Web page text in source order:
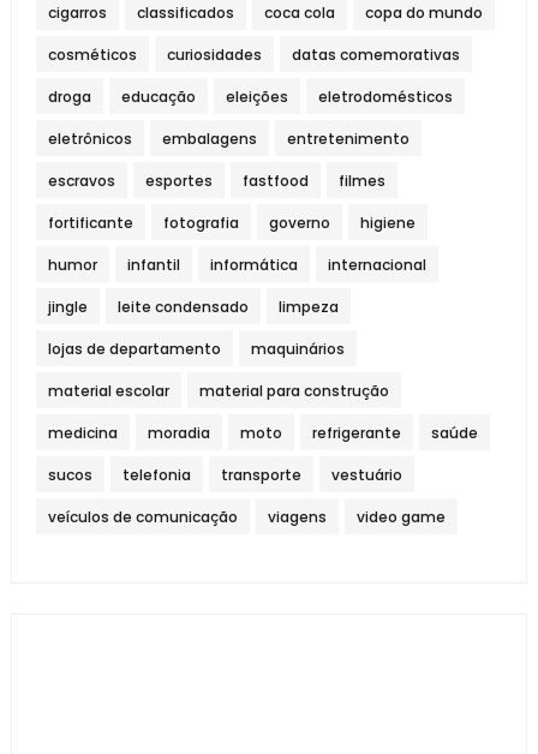
cigarros classificados coca cola copa do mundo
cosméticos curiosidades datas comemorativas
droga educação eleições eletrodomésticos
eletrônicos embalagens entretenimento
escravos esportes fastfood filmes
fortificante fotografia governo higiene
humor infantil informática internacional
jingle leite condensado limpeza
lojas de departamento maquinários
material escolar material para construção
medicina moradia moto refrigerante saúde
sucos telefonia transporte vestuário
veículos de comunicação viagens video game